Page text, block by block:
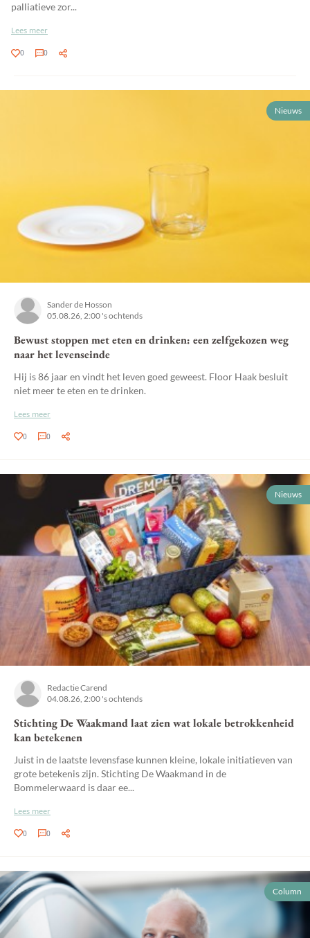
palliatieve zor...
Lees meer
0 0
Nieuws
Sander de Hosson
05.08.26, 2:00 's ochtends
Bewust stoppen met eten en drinken: een zelfgekozen weg
naar het levenseinde
Hij is 86 jaar en vindt het leven goed geweest. Floor Haak besluit
niet meer te eten en te drinken.
Lees meer
0 0
Nieuws
Redactie Carend
04.08.26, 2:00 's ochtends
Stichting De Waakmand laat zien wat lokale betrokkenheid
kan betekenen
Juist in de laatste levensfase kunnen kleine, lokale initiatieven van
grote betekenis zijn. Stichting De Waakmand in de
Bommelerwaard is daar ee...
Lees meer
0 0
Column